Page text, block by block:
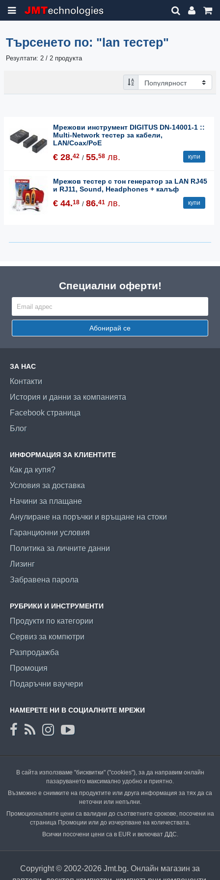
Търсенето по: "lan тестер"
Резултати: 2 / 2 продукта
Мрежови инструмент DIGITUS DN-14001-1 ::
Multi-Network тестер за кабели,
LAN/Coax/PoE
€ 28.42 / 55.58 лв. купи
Мрежов тестер с тон генератор за LAN RJ45
и RJ11, Sound, Headphones + калъф
€ 44.18 / 86.41 лв. купи
Специални оферти!
Абонирай се
ЗА НАС
Контакти
История и данни за компанията
Facebook страница
Блог
ИНФОРМАЦИЯ ЗА КЛИЕНТИТЕ
Как да купя?
Условия за доставка
Начини за плащане
Анулиране на поръчки и връщане на стоки
Гаранционни условия
Политика за личните данни
Лизинг
Забравена парола
РУБРИКИ И ИНСТРУМЕНТИ
Продукти по категории
Сервиз за компютри
Разпродажба
Промоция
Подаръчни ваучери
НАМЕРЕТЕ НИ В СОЦИАЛНИТЕ МРЕЖИ
В сайта използваме "бисквитки" ("cookies"), за да направим онлайн
пазаруването максимално удобно и приятно.
Възможно е снимките на продуктите или друга информация за тях да са
неточни или непълни.
Промоционалните цени са валидни до съответните срокове, посочени на
страница Промоции или до изчерпване на количествата.
Всички посочени цени са в EUR и включват ДДС.
Copyright © 2002-2026 Jmt.bg. Онлайн магазин за